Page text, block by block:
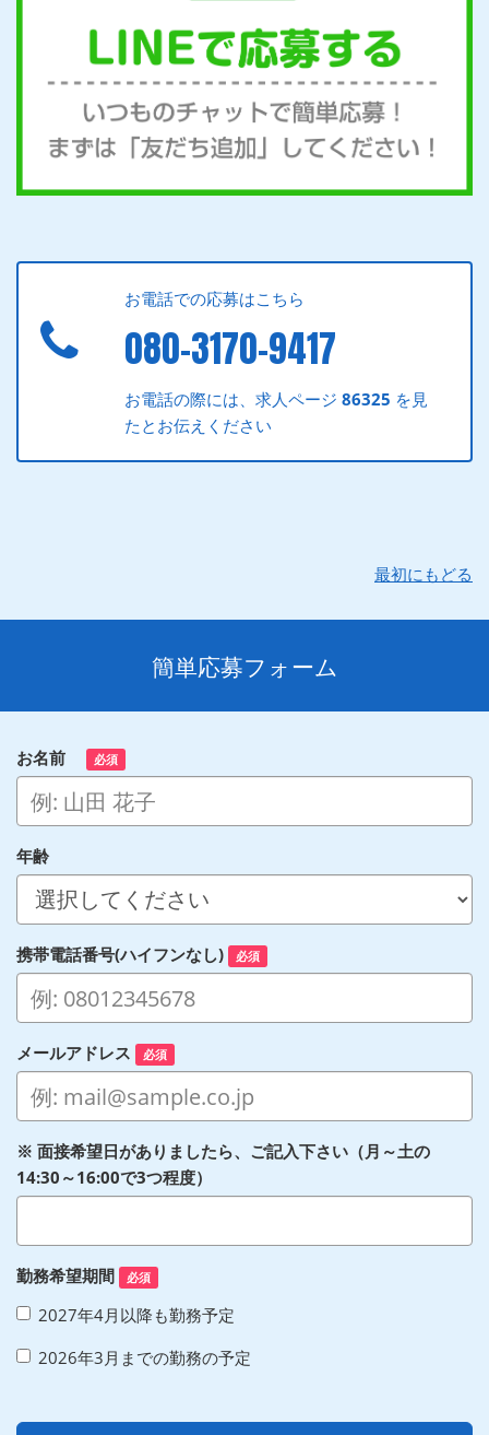
お電話での応募はこちら
080-3170-9417
お電話の際には、求人ページ86325 を見
たとお伝えください
最初にもどる
簡単応募フォーム
お名前 必須
年齢
携帯電話番号(ハイフンなし) 必須
メールアドレス 必須
※ 面接希望日がありましたら、ご記入下さい（月～土の
14:30～16:00で3つ程度）
勤務希望期間 必須
2027年4月以降も勤務予定
2026年3月までの勤務の予定